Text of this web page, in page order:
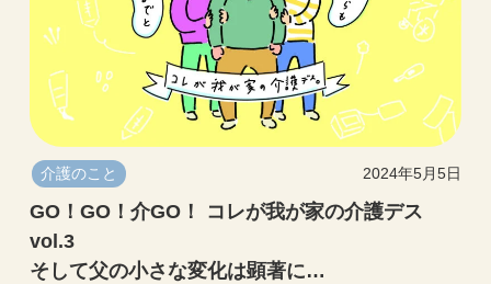
介護のこと 2024年5月5日
GO！GO！介GO！ コレが我が家の介護デス
vol.3
そして父の小さな変化は顕著に…